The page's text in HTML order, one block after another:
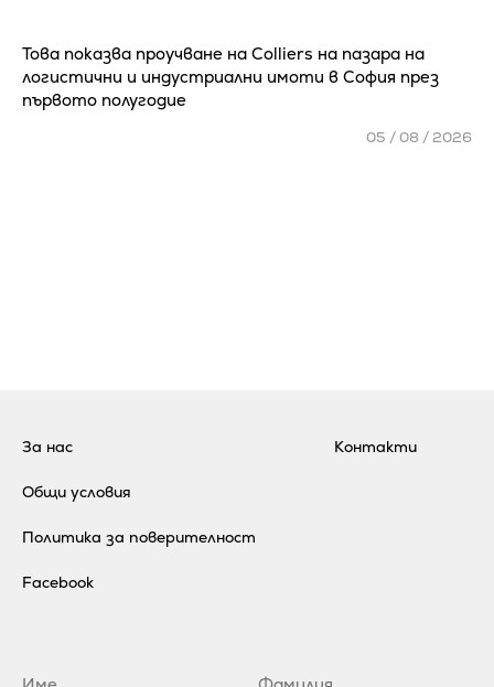
Това показва проучване на Colliers на пазара на
логистични и индустриални имоти в София през
първото полугодие
05 / 08 / 2026
За нас
Общи условия
Политика за поверителност
Контакти
Facebook